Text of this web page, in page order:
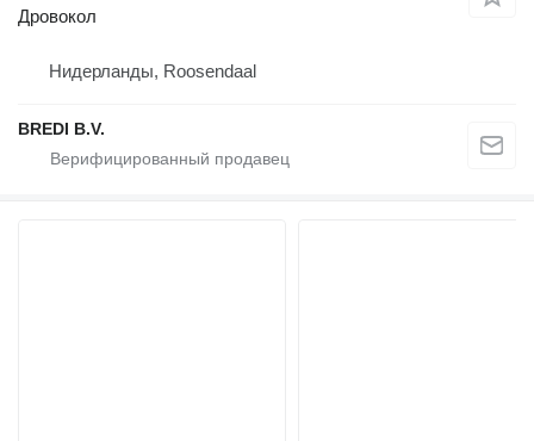
Дровокол
Нидерланды, Roosendaal
BREDI B.V.